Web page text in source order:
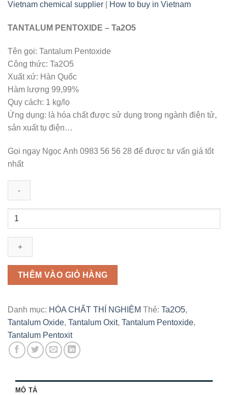
Vietnam chemical supplier How to buy in Vietnam
TANTALUM PENTOXIDE – Ta2O5
Tên gọi: Tantalum Pentoxide
Công thức: Ta2O5
Xuất xứ: Hàn Quốc
Hàm lượng 99,99%
Quy cách: 1 kg/lọ
Ứng dụng: là hóa chất được sử dụng trong ngành điện tử,
sản xuất tụ điện…
Gọi ngay Ngọc Anh 0983 56 56 28 để được tư vấn giá tốt
nhất
Ta2O5
Tantalum
Pentoxide
Tantalum
Pentoxit
Tantalum
Oxide
|
Tantalum
Oxit
THÊM VÀO GIỎ HÀNG
Danh mục: HÓA CHẤT THÍ NGHIỆM Thẻ: Ta2O5,
Tantalum Oxide, Tantalum Oxit, Tantalum Pentoxide,
Tantalum Pentoxit
MÔ TẢ